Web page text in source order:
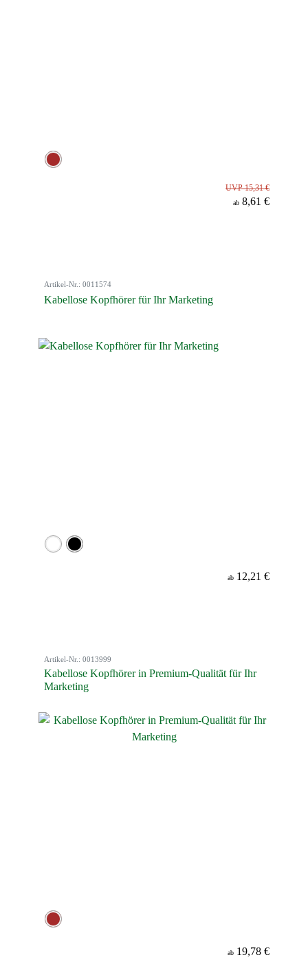
UVP 15,31 €
ab 8,61 €
Artikel-Nr.: 0011574
Kabellose Kopfhörer für Ihr Marketing
ab 12,21 €
Artikel-Nr.: 0013999
Kabellose Kopfhörer in Premium-Qualität für Ihr
Marketing
ab 19,78 €